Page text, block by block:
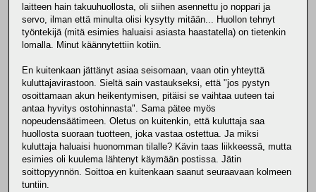
laitteen hain takuuhuollosta, oli siihen asennettu jo noppari ja
servo, ilman että minulta olisi kysytty mitään... Huollon tehnyt
työntekijä (mitä esimies haluaisi asiasta haastatella) on tietenkin
lomalla. Minut käännytettiin kotiin.
En kuitenkaan jättänyt asiaa seisomaan, vaan otin yhteyttä
kuluttajavirastoon. Sieltä sain vastaukseksi, että "jos pystyn
osoittamaan akun heikentymisen, pitäisi se vaihtaa uuteen tai
antaa hyvitys ostohinnasta". Sama pätee myös
nopeudensäätimeen. Oletus on kuitenkin, että kuluttaja saa
huollosta suoraan tuotteen, joka vastaa ostettua. Ja miksi
kuluttaja haluaisi huonomman tilalle? Kävin taas liikkeessä, mutta
esimies oli kuulema lähtenyt käymään postissa. Jätin
soittopyynnön. Soittoa en kuitenkaan saanut seuraavaan kolmeen
tuntiin.